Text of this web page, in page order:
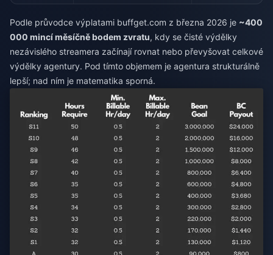
Podle průvodce výplatami buffget.com z března 2026 je ~400
000 mincí měsíčně bodem zvratu, kdy se čisté výdělky
nezávislého streamera začínají rovnat nebo převyšovat celkové
výdělky agentury. Pod tímto objemem je agentura strukturálně
lepší; nad ním je matematika sporná.